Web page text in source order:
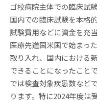
ゴ校病院主体での臨床試
国内での臨床試験を本格
試験費用などに資金を充
医療先進国米国で始まっ
取り入れ、国内における
できることになったこと
では検査対象疾患数など
ります。特に2024年度は